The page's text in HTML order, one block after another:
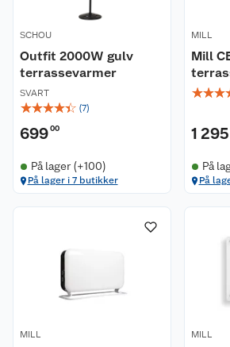
SCHOU
Outfit 2000W gulv
terrassevarmer
SVART
☆☆☆☆☆ (7)
69900
På lager (+100)
På lager i 7 butikker
MILL
Mill
☆☆☆
1 295
På
På
MILL MILL